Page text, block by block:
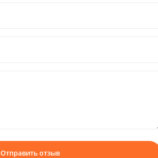
Отправить отзыв